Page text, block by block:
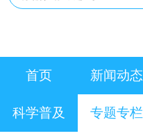
首页 新闻动态
科学普及 专题专栏